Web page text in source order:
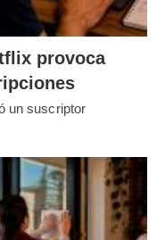
provoca
un suscriptor